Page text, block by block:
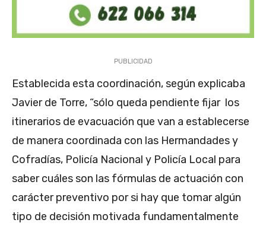
PUBLICIDAD
Establecida esta coordinación, según explicaba
Javier de Torre, “sólo queda pendiente fijar los
itinerarios de evacuación que van a establecerse
de manera coordinada con las Hermandades y
Cofradías, Policía Nacional y Policía Local para
saber cuáles son las fórmulas de actuación con
carácter preventivo por si hay que tomar algún
tipo de decisión motivada fundamentalmente